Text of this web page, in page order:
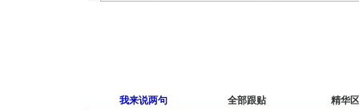
我来说两句 全部跟贴 精华区